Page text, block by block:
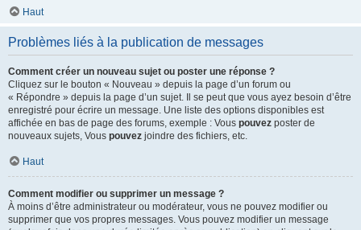
Haut
Problèmes liés à la publication de messages
Comment créer un nouveau sujet ou poster une réponse ?
Cliquez sur le bouton « Nouveau » depuis la page d’un forum ou
« Répondre » depuis la page d’un sujet. Il se peut que vous ayez besoin d’être
enregistré pour écrire un message. Une liste des options disponibles est
affichée en bas de page des forums, exemple : Vous pouvez poster de
nouveaux sujets, Vous pouvez joindre des fichiers, etc.
Haut
Comment modifier ou supprimer un message ?
À moins d’être administrateur ou modérateur, vous ne pouvez modifier ou
supprimer que vos propres messages. Vous pouvez modifier un message